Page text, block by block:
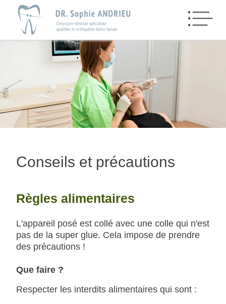
Conseils et précautions
Règles alimentaires
L'appareil posé est collé avec une colle qui n'est
pas de la super glue. Cela impose de prendre
des précautions !
Que faire ?
Respecter les interdits alimentaires qui sont :